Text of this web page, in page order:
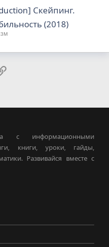
Скейпинг.
(2018)
почта
Ссылка
с информационными
книги, уроки, гайды,
Развивайся вместе с